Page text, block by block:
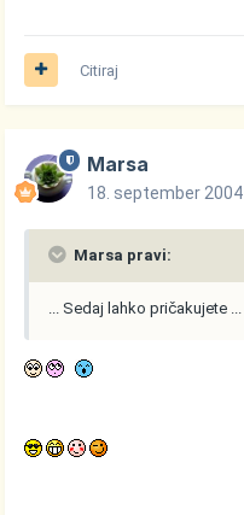
Citiraj
Marsa
18. september 2004
Marsa pravi:
... Sedaj lahko pričakujete ...